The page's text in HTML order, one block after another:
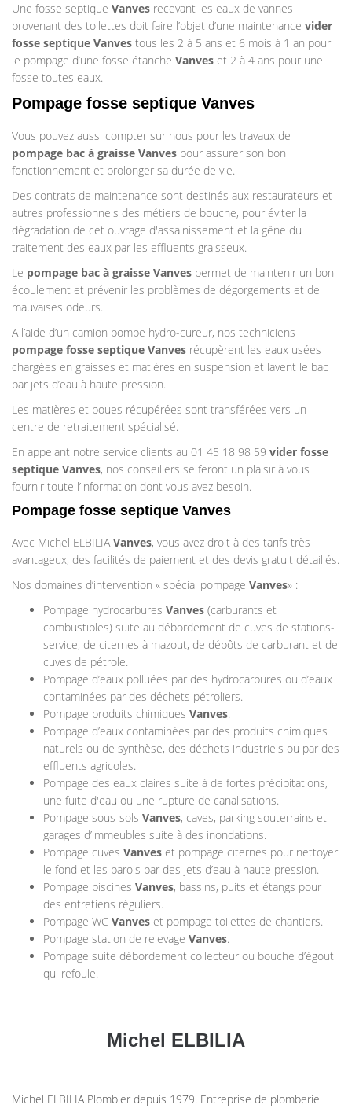
Une fosse septique Vanves recevant les eaux de vannes
provenant des toilettes doit faire l’objet d’une maintenance vider
fosse septique Vanves tous les 2 à 5 ans et 6 mois à 1 an pour
le pompage d’une fosse étanche Vanves et 2 à 4 ans pour une
fosse toutes eaux.
Pompage fosse septique Vanves
Vous pouvez aussi compter sur nous pour les travaux de
pompage bac à graisse Vanves pour assurer son bon
fonctionnement et prolonger sa durée de vie.
Des contrats de maintenance sont destinés aux restaurateurs et
autres professionnels des métiers de bouche, pour éviter la
dégradation de cet ouvrage d'assainissement et la gêne du
traitement des eaux par les effluents graisseux.
Le pompage bac à graisse Vanves permet de maintenir un bon
écoulement et prévenir les problèmes de dégorgements et de
mauvaises odeurs.
A l’aide d’un camion pompe hydro-cureur, nos techniciens
pompage fosse septique Vanves récupèrent les eaux usées
chargées en graisses et matières en suspension et lavent le bac
par jets d’eau à haute pression.
Les matières et boues récupérées sont transférées vers un
centre de retraitement spécialisé.
En appelant notre service clients au 01 45 18 98 59 vider fosse
septique Vanves, nos conseillers se feront un plaisir à vous
fournir toute l’information dont vous avez besoin.
Pompage fosse septique Vanves
Avec Michel ELBILIAVanves, vous avez droit à des tarifs très
avantageux, des facilités de paiement et des devis gratuit détaillés.
Nos domaines d’intervention « spécial pompage Vanves» :
Pompage hydrocarbures Vanves (carburants et
combustibles) suite au débordement de cuves de stations-
service, de citernes à mazout, de dépôts de carburant et de
cuves de pétrole.
Pompage d’eaux polluées par des hydrocarbures ou d’eaux
contaminées par des déchets pétroliers.
Pompage produits chimiques Vanves.
Pompage d’eaux contaminées par des produits chimiques
naturels ou de synthèse, des déchets industriels ou par des
effluents agricoles.
Pompage des eaux claires suite à de fortes précipitations,
une fuite d'eau ou une rupture de canalisations.
Pompage sous-sols Vanves, caves, parking souterrains et
garages d’immeubles suite à des inondations.
Pompage cuves Vanves et pompage citernes pour nettoyer
le fond et les parois par des jets d’eau à haute pression.
Pompage piscines Vanves, bassins, puits et étangs pour
des entretiens réguliers.
Pompage WC Vanves et pompage toilettes de chantiers.
Pompage station de relevage Vanves.
Pompage suite débordement collecteur ou bouche d’égout
qui refoule.
Michel ELBILIA
Michel ELBILIA Plombier depuis 1979. Entreprise de plomberie